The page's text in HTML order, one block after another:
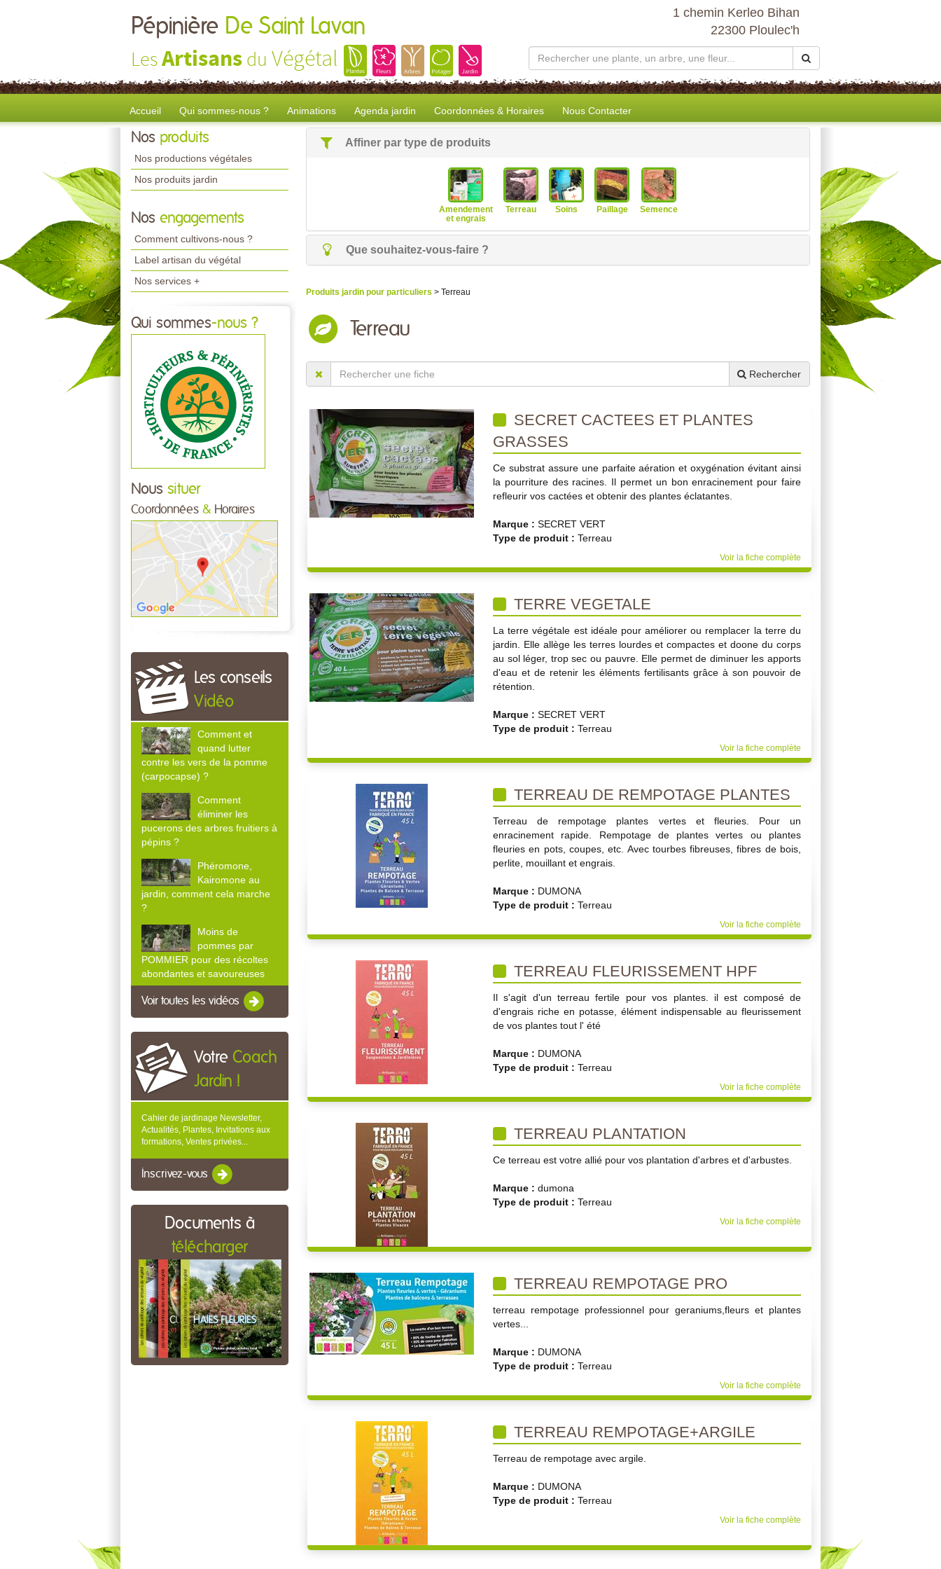
Pépinière De Saint Lavan
LesArtisans du Végétal
1 chemin Kerleo Bihan
22300 Ploulec'h
Accueil Qui sommes-nous ? Animations Agenda jardin Coordonnées & Horaires Nous Contacter
Nos produits
Nos productions végétales
Nos produits jardin
Nos engagements
Comment cultivons-nous ?
Label artisan du végétal
Nos services +
Qui sommes-nous ?
Nous situer
Coordonnées & Horaires
Les conseils
Vidéo
Comment et
quand lutter
contre les vers de la pomme
(carpocapse) ?
Comment
éliminer les
pucerons des arbres fruitiers à
pépins ?
Phéromone,
Kairomone au
jardin, comment cela marche
?
Moins de
pommes par
POMMIER pour des récoltes
abondantes et savoureuses
Voir toutes les vidéos
Votre Coach
Jardin !
Cahier de jardinage Newsletter,
Actualités, Plantes, Invitations aux
formations, Ventes privées...
Inscrivez-vous
Documents à
télécharger
Affiner par type de produits
Amendement
et engrais
Terreau Soins Paillage Semence
Que souhaitez-vous-faire ?
Produits jardin pour particuliers > Terreau
Terreau
Rechercher
SECRET CACTEES ET PLANTES
GRASSES
Ce substrat assure une parfaite aération et oxygénation évitant ainsi
la pourriture des racines. Il permet un bon enracinement pour faire
refleurir vos cactées et obtenir des plantes éclatantes.
Marque : SECRET VERT
Type de produit : Terreau
Voir la fiche complète
TERRE VEGETALE
La terre végétale est idéale pour améliorer ou remplacer la terre du
jardin. Elle allège les terres lourdes et compactes et doone du corps
au sol léger, trop sec ou pauvre. Elle permet de diminuer les apports
d'eau et de retenir les éléments fertilisants grâce à son pouvoir de
rétention.
Marque : SECRET VERT
Type de produit : Terreau
Voir la fiche complète
TERREAU DE REMPOTAGE PLANTES
Terreau de rempotage plantes vertes et fleuries. Pour un
enracinement rapide. Rempotage de plantes vertes ou plantes
fleuries en pots, coupes, etc. Avec tourbes fibreuses, fibres de bois,
perlite, mouillant et engrais.
Marque : DUMONA
Type de produit : Terreau
Voir la fiche complète
TERREAU FLEURISSEMENT HPF
Il s'agit d'un terreau fertile pour vos plantes. il est composé de
d'engrais riche en potasse, élément indispensable au fleurissement
de vos plantes tout l' été
Marque : DUMONA
Type de produit : Terreau
Voir la fiche complète
TERREAU PLANTATION
Ce terreau est votre allié pour vos plantation d'arbres et d'arbustes.
Marque : dumona
Type de produit : Terreau
Voir la fiche complète
TERREAU REMPOTAGE PRO
terreau rempotage professionnel pour geraniums,fleurs et plantes
vertes...
Marque : DUMONA
Type de produit : Terreau
Voir la fiche complète
TERREAU REMPOTAGE+ARGILE
Terreau de rempotage avec argile.
Marque : DUMONA
Type de produit : Terreau
Voir la fiche complète